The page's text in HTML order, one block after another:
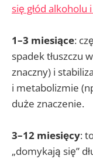
się głód alkoholu
1–3 miesiące:
spadek tłuszczu
znaczny) i
i metabolizmie
duże znaczenie.
3–12 miesięcy:
„domykają się”